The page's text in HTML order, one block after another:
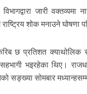
विभागद्वारा जारी
शोक मनाउने घोषणा
छ प्रतिशत क्याथोलिक
भइरहेका थिए।
सङ्ख्या सोमबार